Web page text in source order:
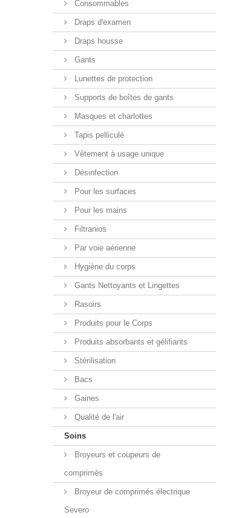
Consommables
Draps d'examen
Draps housse
Gants
Lunettes de protection
Supports de boîtes de gants
Masques et charlottes
Tapis pelliculé
Vêtement à usage unique
Désinfection
Pour les surfaces
Pour les mains
Filtranios
Par voie aérienne
Hygiène du corps
Gants Nettoyants et Lingettes
Rasoirs
Produits pour le Corps
Produits absorbants et gélifiants
Stérilisation
Bacs
Gaines
Qualité de l'air
Soins
Broyeurs et coupeurs de
comprimés
Broyeur de comprimés électrique
Severo